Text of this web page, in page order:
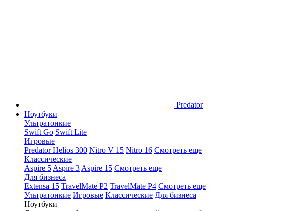
Predator
Ноутбуки
Ультратонкие
Swift Go Swift Lite
Игровые
Predator Helios 300 Nitro V 15 Nitro 16 Смотреть еще
Классические
Aspire 5 Aspire 3 Aspire 15 Смотреть еще
Для бизнеса
Extensa 15 TravelMate P2 TravelMate P4 Смотреть еще
Ультратонкие Игровые Классические Для бизнеса
Ноутбуки